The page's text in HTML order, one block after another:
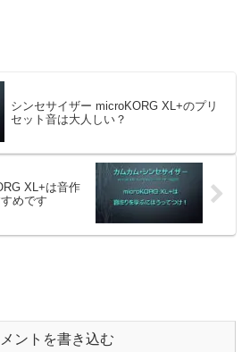
シンセサイザー microKORG XL+のプリ
セット音は大人しい？
XL+は音作
めです
ントを書き込む